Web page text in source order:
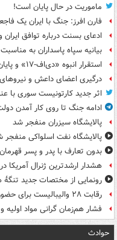
ماموریت در حال پایان است!
فارن افرز: جنگ با ایران یک
ادعای بسنت درباره توافق ایران
بیانیه سپاه پاسداران به مناسبت
استقرار انبوه «دی‌اف‑۱۷» و پایان عصر پدافند آمریکا +عکس
درگیری اعضای داعش و
اثر جدید کارتونیست سوری با
ادامه جنگ تا روی کار آمدن
پالایشگاه سیزران منفجر شد
پالایشگاه نفت اسلواکی منفجر
بدون تعارف با پدر و پسر قهرمان
هشدار ارشدترین ژنرال آمریکا
رونمایی از مختصات جدید تنگۀ
رقابت ۲۸ والیبالیست برای حضور در فهرست نهایی تیم ملی
فشار هم‌زمان گرانی مواد اولیه
حوادث